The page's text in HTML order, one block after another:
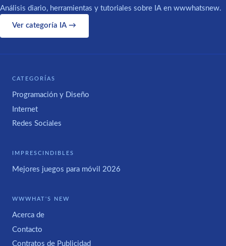
Análisis diario, herramientas y tutoriales sobre IA en wwwhatsnew.
Ver categoría IA →
CATEGORÍAS
Programación y Diseño
Internet
Redes Sociales
IMPRESCINDIBLES
Mejores juegos para móvil 2026
WWWHAT'S NEW
Acerca de
Contacto
Contratos de Publicidad